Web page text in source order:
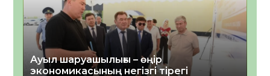
Ауыл шаруашылығы – өңір
экономикасының негізгі тірегі